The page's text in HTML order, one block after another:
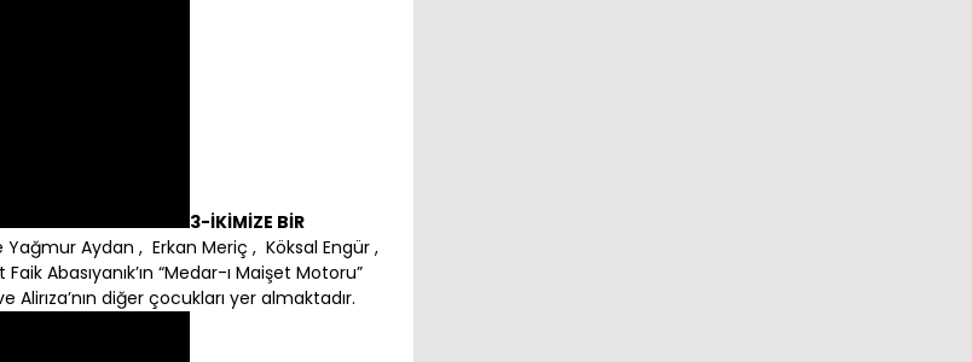
3-İKİMİZE BİR
Aydan , Erkan Meriç , Köksal Engür ,
Abasıyanık’ın “Medar-ı Maişet Motoru”
diğer çocukları yer almaktadır.